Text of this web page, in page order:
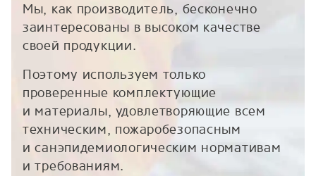
Мы, как производитель, бесконечно
заинтересованы в высоком качестве
своей продукции.
Поэтому используем только
проверенные комплектующие
и материалы, удовлетворяющие всем
техническим, пожаробезопасным
и санэпидемиологическим нормативам
и требованиям.